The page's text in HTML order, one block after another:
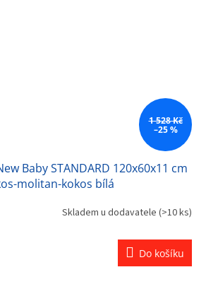
1 528 Kč
–25 %
Baby STANDARD 120x60x11 cm
molitan-kokos bílá
Skladem u dodavatele (>10 ks)
Do košíku